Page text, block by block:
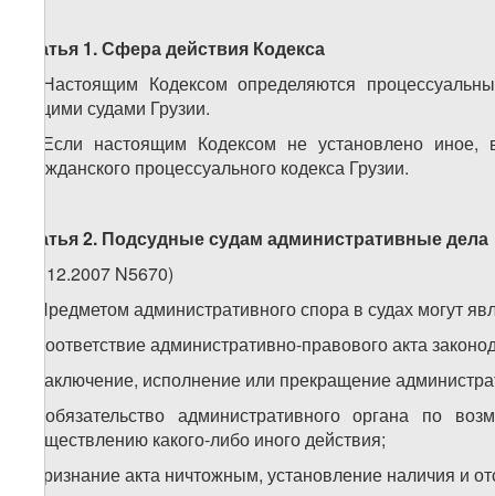
Статья 1. Сфера действия Кодекса
1. Настоящим Кодексом определяются
общими судами Грузии.
2. Если настоящим Кодексом не установлено иное,
Гражданского процессуального кодекса Грузии.
Статья 2. Подсудные судам административные дела
(28.12.2007 N5670)
1. Предметом административного спора в судах могут
а) соответствие административно-правового акта
б) заключение, исполнение или прекращение
в) обязательство административного органа по
осуществлению какого-либо иного действия;
г) признание акта ничтожным, установление наличия и